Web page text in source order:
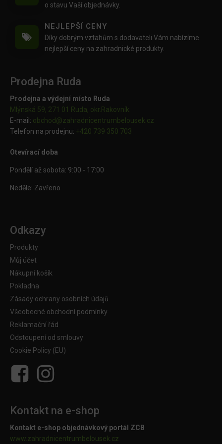
o stavu Vaší objednávky.
NEJLEPŠÍ CENY
Díky dobrým vztahům s dodavateli Vám nabízíme
nejlepší ceny na zahradnické produkty.
Prodejna Ruda
Prodejna a výdejní místo Ruda
Mlýnská 59, 271 01 Ruda, okr.Rakovník
E-mail: obchod@zahradnicentrumbelousek.cz
Telefon na prodejnu: +420 739 350 703
Otevírací doba
Pondělí až sobota: 9:00 - 17:00
Neděle: Zavřeno
Odkazy
Produkty
Můj účet
Nákupní košík
Pokladna
Zásady ochrany osobních údajů
Všeobecné obchodní podmínky
Reklamační řád
Odstoupení od smlouvy
Cookie Policy (EU)
Kontakt na e-shop
Kontakt e-shop objednávkový portál ZCB
www.zahradnicentrumbelousek.cz